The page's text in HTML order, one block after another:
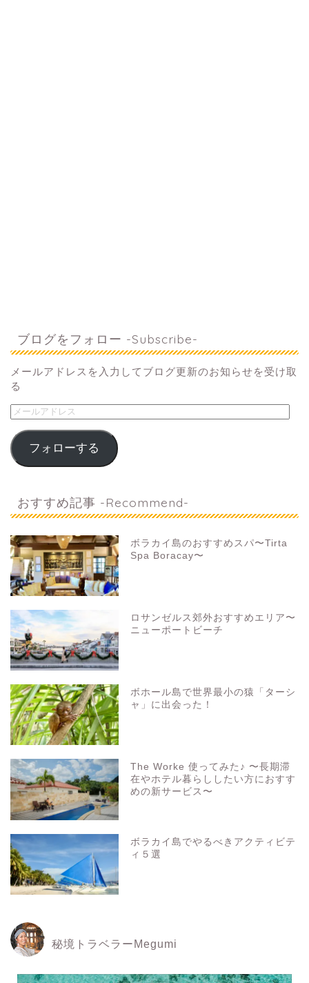
ブログをフォロー -Subscribe-
メールアドレスを入力してブログ更新のお知らせを受け取
る
フォローする
おすすめ記事 -Recommend-
ボラカイ島のおすすめスパ〜Tirta
Spa Boracay〜
ロサンゼルス郊外おすすめエリア〜
ニューポートビーチ
ボホール島で世界最小の猿「ターシ
ャ」に出会った！
The Worke 使ってみた♪ 〜長期滞
在やホテル暮らししたい方におすす
めの新サービス〜
ボラカイ島でやるべきアクティビテ
ィ５選
秘境トラベラーMegumi